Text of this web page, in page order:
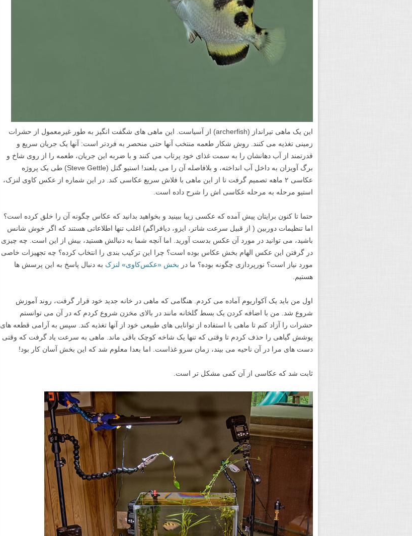
این یک ماهی تیرانداز (archerfish) از آسیاست. این ماهی های شگفت انگیز به طور غیرمعمول از حشرات
زمینی تغذیه می کنند. روش شکار طعمه منتخب آنها حتی منحصر به فردتر است: آنها یک جریان سریع و
قدرتمند از آب دهانشان را به سمت غذای خود پرتاب می کنند و با ضربه این جریان، طعمه را از روی شاخ و
برگ آویزان به داخل آب انداخته، و بلافاصله آن را می بلعند! استیو گتل (Steve Gettle) طی یک پروژه
عکاسی ۲ ماهه تصمیم گرفت تا از این ماهی با فلاش سریع عکاسی کند. در این شماره از عکس کاوی لنزک،
استیو مرحله به مرحله عکاسی اش را شرح داده است.
حتما تا کنون برایتان پیش آمده که عکسی زیبا ببینید و بخواهید بدانید که عکاس چگونه آن را خلق کرده است؟
اما تنظیمات دوربین ( از قبیل سرعت شاتر، ایزو، دیافراگم) اغلب تنها اطلاعاتی هستند که اگر خوش شانس
باشید، می توانید در مورد آن عکس بدست آورید. اما آنچه شما به دنبالش هستید، بیش از این است. چه چیزی
در گرفتن این عکس الهام بخش عکاس بوده است؟ چرا این ترکیب بندی را انتخاب کرده؟ چه تجهیزات خاصی
مورد نیاز است؟ نورپردازی چگونه بوده؟ ما در بخش «عکس‌کاوی» لنزک به دنبال پاسخ به این پرسش ها
هستیم.
اول من باید یک آکواریوم آماده می کردم. هنگامی که ماهی در خانه جدید خود قرار گرفت، روند آموزش
شروع شد. من با اضافه کردن یک بسط گلخانه مانند در بالای مخزن شروع کردم که در آن می توانستم
حشرات را آزاد کنم تا ماهی با استفاده از توانایی های طبیعی خود از آنها تغذیه کند. سپس به آرامی قطعه های
پوشش گیاهی را حذف کردم تا وقتی که تنها یک شاخه کوچک باقی ماند. ماهی به سرعت یاد گرفت که وقتی
دست های مرا در آن ناحیه می بیند، زمان سرو غذاست. اما بعدا معلوم شد که این بخش آسان کار بود!
ثابت شد که عکاسی از آن کمی مشکل تر است.